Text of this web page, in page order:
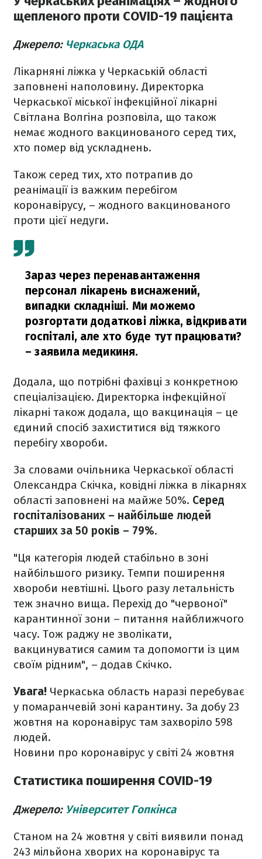
щепленого проти COVID-19 пацієнта
Джерело: Черкаська ОДА
Лікарняні ліжка у Черкаській області
заповнені наполовину. Директорка
Черкаської міської інфекційної лікарні
Світлана Волгіна розповіла, що також
немає жодного вакцинованого серед тих,
хто помер від ускладнень.
Також серед тих, хто потрапив до
реанімації із важким перебігом
коронавірусу, – жодного вакцинованого
проти цієї недуги.
Зараз через перенавантаження
персонал лікарень виснажений,
випадки складніші. Ми можемо
розгортати додаткові ліжка, відкривати
госпіталі, але хто буде тут працювати?
– заявила медикиня.
Додала, що потрібні фахівці з конкретною
спеціалізацією. Директорка інфекційної
лікарні також додала, що вакцинація – це
єдиний спосіб захиститися від тяжкого
перебігу хвороби.
За словами очільника Черкаської області
Олександра Скічка, ковідні ліжка в лікарнях
області заповнені на майже 50%. Серед
госпіталізованих – найбільше людей
старших за 50 років – 79%.
"Ця категорія людей стабільно в зоні
найбільшого ризику. Темпи поширення
хвороби невтішні. Цього разу летальність
теж значно вища. Перехід до "червоної"
карантинної зони – питання найближчого
часу. Тож раджу не зволікати,
вакцинуватися самим та допомогти із цим
своїм рідним", – додав Скічко.
Увага! Черкаська область наразі перебуває
у помаранчевій зоні карантину. За добу 23
жовтня на коронавірус там захворіло 598
людей.
Новини про коронавірус у світі 24 жовтня
Статистика поширення COVID-19
Джерело: Університет Гопкінса
Станом на 24 жовтня у світі виявили понад
243 мільйона хворих на коронавірус та